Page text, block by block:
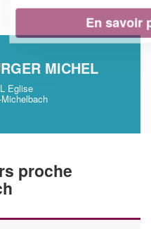
MICHEL
Eglise
proche